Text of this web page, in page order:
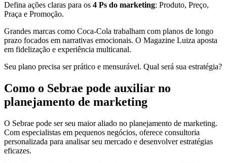
Defina ações claras para os 4 Ps do marketing: Produto, Preço,
Praça e Promoção.
Grandes marcas como Coca-Cola trabalham com planos de longo
prazo focados em narrativas emocionais. O Magazine Luiza aposta
em fidelização e experiência multicanal.
Seu plano precisa ser prático e mensurável. Qual será sua estratégia?
Como o Sebrae pode auxiliar no
planejamento de marketing
O Sebrae pode ser seu maior aliado no planejamento de marketing.
Com especialistas em pequenos negócios, oferece consultoria
personalizada para analisar seu mercado e desenvolver estratégias
eficazes.